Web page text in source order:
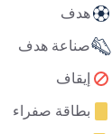
هدف
صناعة هدف
إيقاف
بطاقة صفراء